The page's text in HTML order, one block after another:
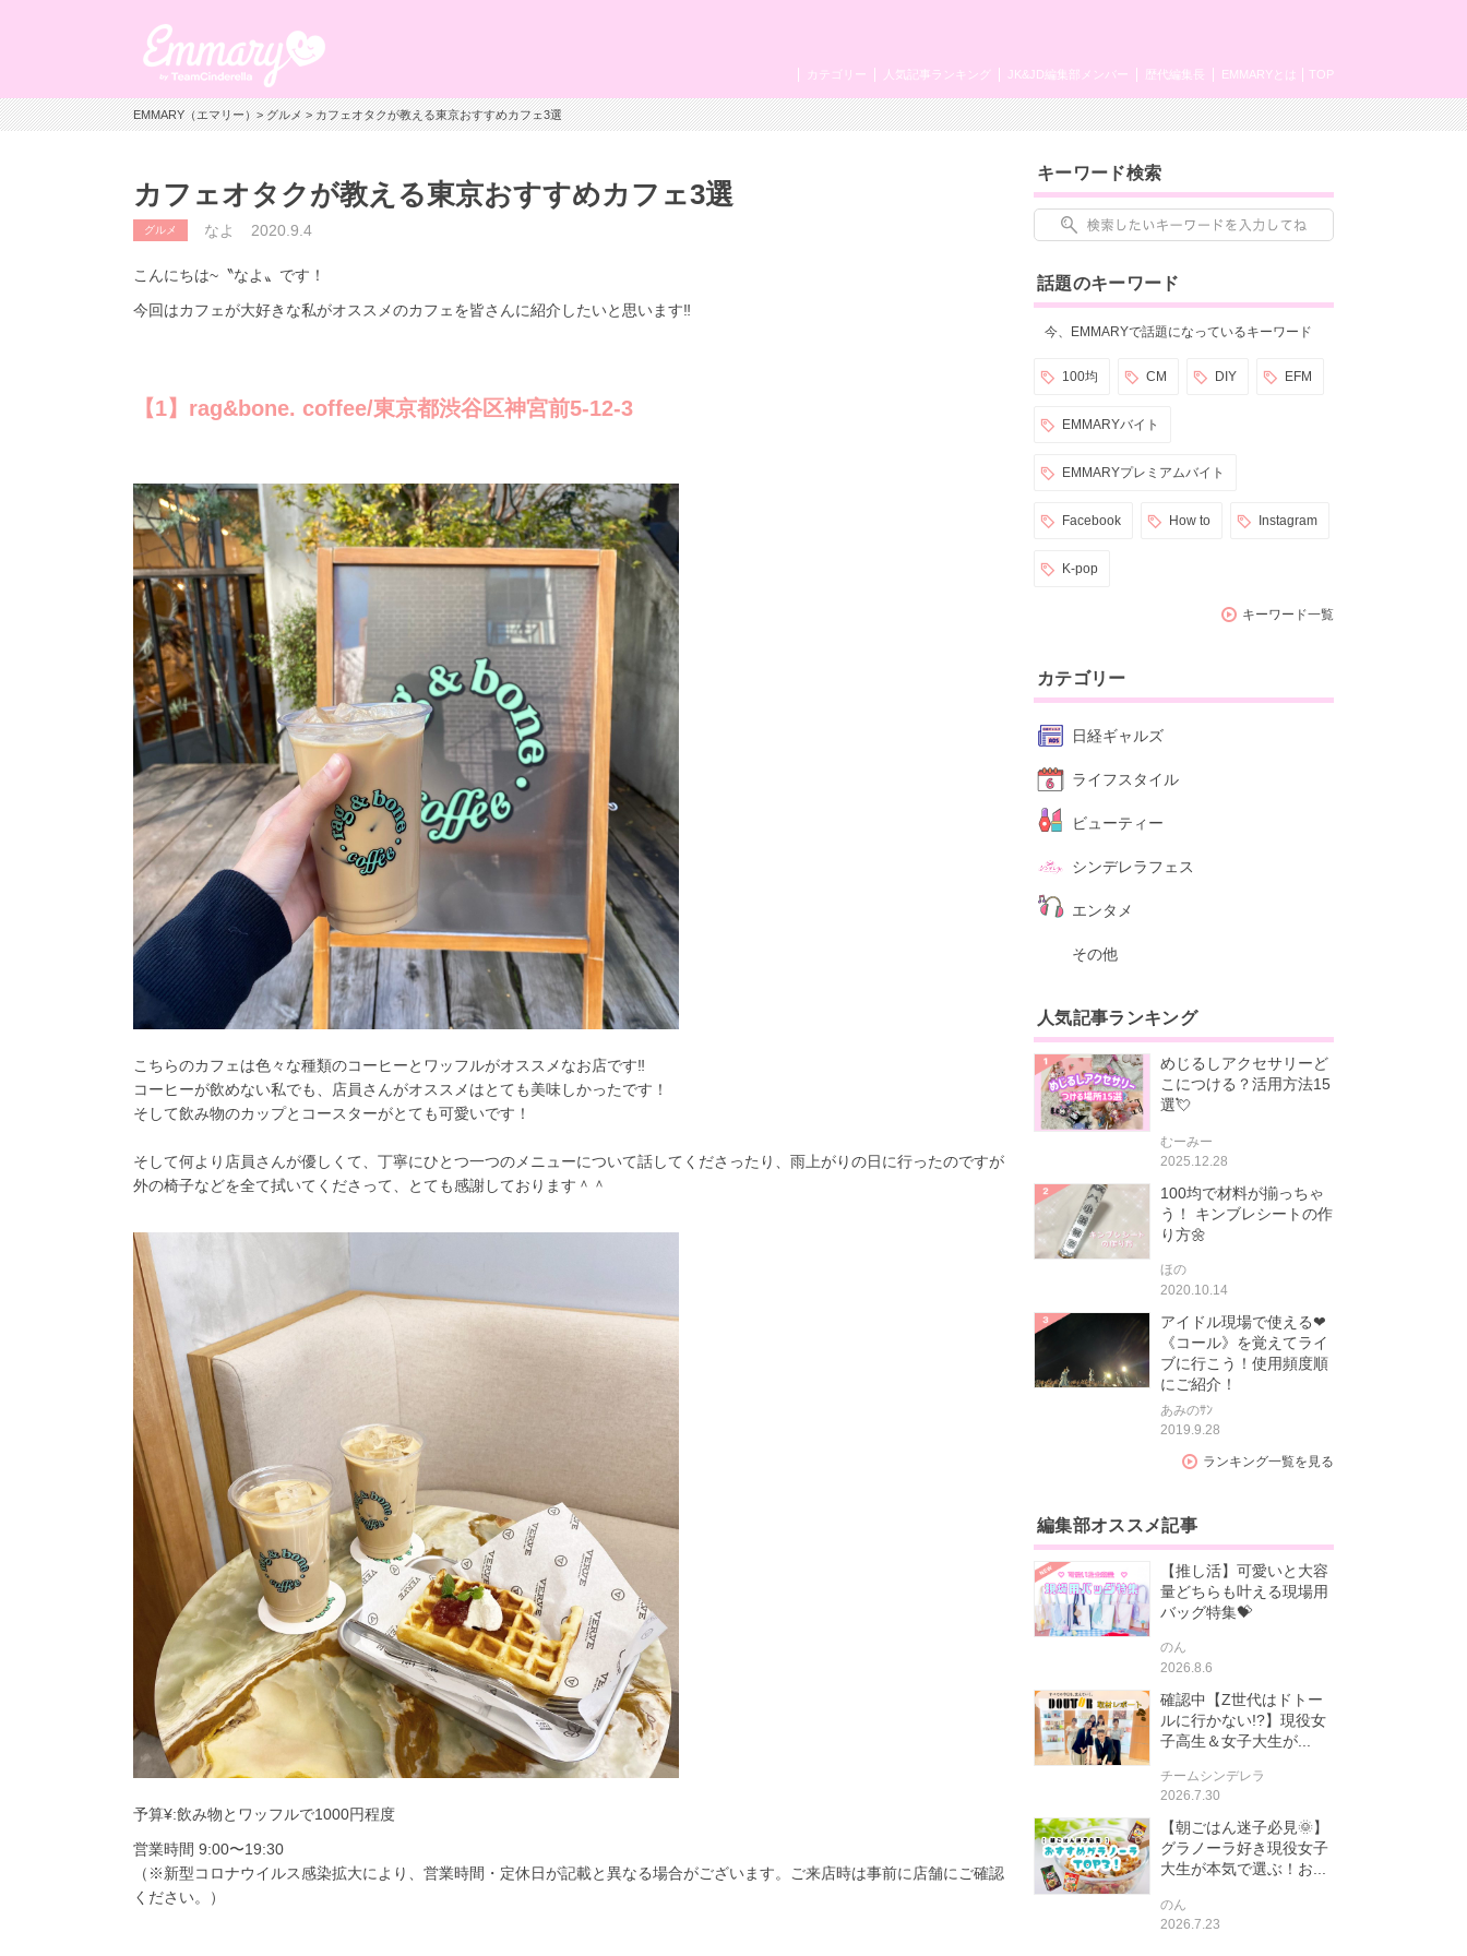
TOP
EMMARYとは
歴代編集長
JK&JD編集部メンバー
人気記事ランキング
カテゴリー
EMMARY（エマリー）>グルメ> カフェオタクが教える東京おすすめカフェ3選
カフェオタクが教える東京おすすめカフェ3選
グルメ なよ 2020.9.4
こんにちは~〝なよ〟です！
今回はカフェが大好きな私がオススメのカフェを皆さんに紹介したいと思います‼️
【1】rag&bone. coffee/東京都渋谷区神宮前5-12-3
こちらのカフェは色々な種類のコーヒーとワッフルがオススメなお店です‼️
コーヒーが飲めない私でも、店員さんがオススメはとても美味しかったです！
そして飲み物のカップとコースターがとても可愛いです！
そして何より店員さんが優しくて、丁寧にひとつ一つのメニューについて話してくださったり、雨上がりの日に行ったのですが
外の椅子などを全て拭いてくださって、とても感謝しております＾＾
予算¥:飲み物とワッフルで1000円程度
営業時間 9:00〜19:30
（※新型コロナウイルス感染拡大により、営業時間・定休日が記載と異なる場合がございます。ご来店時は事前に店舗にご確認
ください。）
キーワード検索
話題のキーワード
今、EMMARYで話題になっているキーワード
100均 CM DIY EFM
EMMARYバイト
EMMARYプレミアムバイト
Facebook How to Instagram
K-pop
キーワード一覧
カテゴリー
日経ギャルズ
ライフスタイル
ビューティー
シンデレラフェス
エンタメ
その他
人気記事ランキング
めじるしアクセサリーど
こにつける？活用方法15
選💘
むーみー
2025.12.28
100均で材料が揃っちゃ
う！ キンブレシートの作
り方🌼
ほの
2020.10.14
アイドル現場で使える❤
《コール》を覚えてライ
ブに行こう！使用頻度順
にご紹介！
あみのｻﾝ
2019.9.28
ランキング一覧を見る
編集部オススメ記事
【推し活】可愛いと大容
量どちらも叶える現場用
バッグ特集💝
のん
2026.8.6
確認中【Z世代はドトー
ルに行かない!?】現役女
子高生＆女子大生が...
チームシンデレラ
2026.7.30
【朝ごはん迷子必見🌞】
グラノーラ好き現役女子
大生が本気で選ぶ！お...
のん
2026.7.23